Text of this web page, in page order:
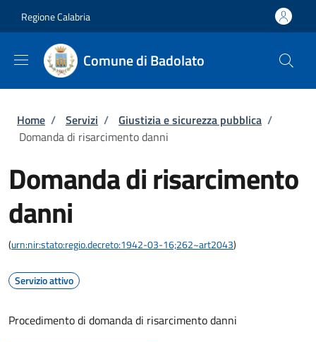
Regione Calabria
Comune di Badolato
Briciole di pane
Home / Servizi / Giustizia e sicurezza pubblica /
Domanda di risarcimento danni
Domanda di risarcimento
danni
(urn:nir:stato:regio.decreto:1942-03-16;262~art2043)
Servizio attivo
Procedimento di domanda di risarcimento danni